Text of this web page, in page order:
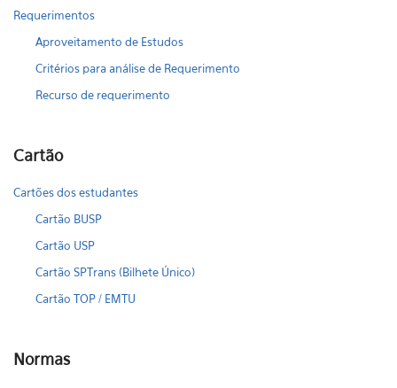
Requerimentos
Aproveitamento de Estudos
Critérios para análise de Requerimento
Recurso de requerimento
Cartão
Cartões dos estudantes
Cartão BUSP
Cartão USP
Cartão SPTrans (Bilhete Único)
Cartão TOP / EMTU
Normas